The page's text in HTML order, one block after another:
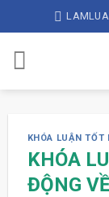
to
content
KHÓA LUẬN TỐT
KHÓA
ĐỘNG